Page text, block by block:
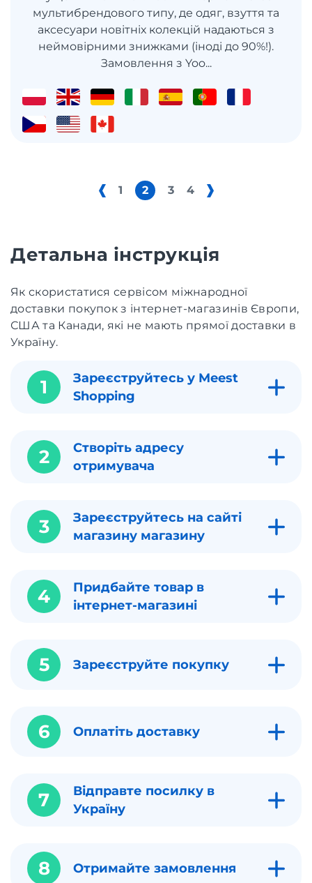
мультибрендового типу, де одяг, взуття та
аксесуари новітніх колекцій надаються з
неймовірними знижками (іноді до 90%!).
Замовлення з Yoo...
1 2 3 4
Детальна інструкція
Як скористатися сервісом міжнародної
доставки покупок з інтернет-магазинів Європи,
США та Канади, які не мають прямої доставки в
Україну.
1
Зареєструйтесь у Meest
Shopping
2
Створіть адресу
отримувача
3
Зареєструйтесь на сайті
магазину магазину
4
Придбайте товар в
інтернет-магазині
5 Зареєструйте покупку
6 Оплатіть доставку
7
Відправте посилку в
Україну
8 Отримайте замовлення